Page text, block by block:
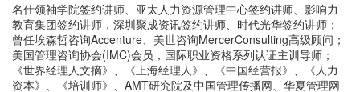
名仕领袖学院签约讲师、亚太人力资源管理中心签约讲师、影响力
教育集团签约讲师，深圳聚成资讯签约讲师、时代光华签约讲师；
曾任埃森哲咨询Accenture、美世咨询MercerConsulting高级顾问；
美国管理咨询协会(IMC)会员，国际职业资格系列认证主训导师；
《世界经理人文摘》、《上海经理人》、《中国经营报》、《人力
资本》、《培训师》、AMT研究院及中国管理传播网、华夏管理网